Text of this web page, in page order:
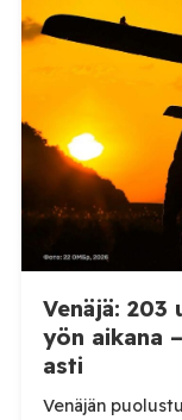
hyökkäsivät yön
Nikopolin
kaupunkiin sekä
Venäjä:
yön aikana
asti
Venäjän